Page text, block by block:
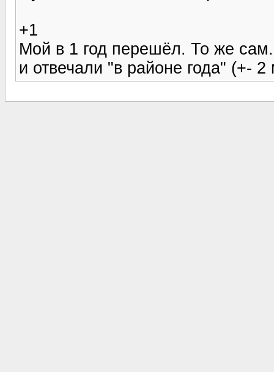
+1
Мой в 1 год перешёл. То же
и отвечали "в районе года" (+- 2